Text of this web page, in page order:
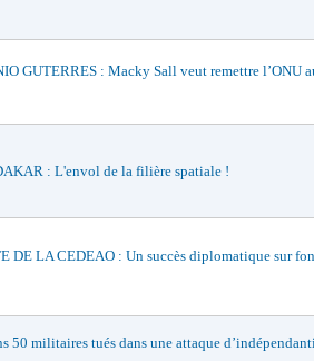
GUTERRES : Macky Sall veut remettre l’ONU
: L'envol de la filière spatiale !
DE LA CEDEAO : Un succès diplomatique sur
militaires tués dans une attaque